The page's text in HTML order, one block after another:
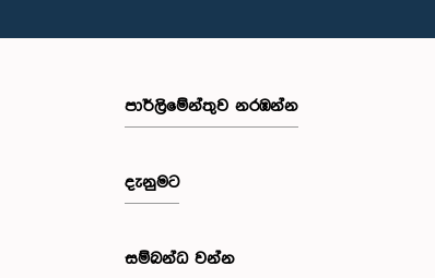
පාර්ලි‌මේන්තුව නරඹන්න
දැනුමට
සම්බන්ධ වන්න